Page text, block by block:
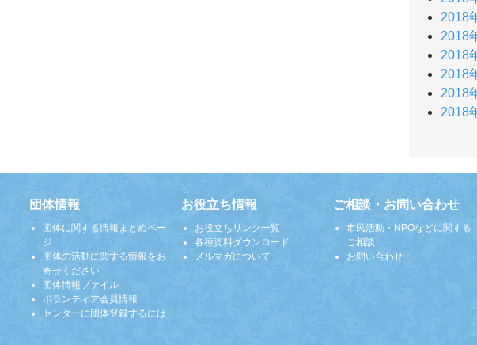
2018
2018
2018
2018
2018
2018
団体情報
団体に関する情報まとめペー
ジ
団体の活動に関する情報をお
寄せください
団体情報ファイル
ボランティア会員情報
センターに団体登録するには
お役立ち情報
お役立ちリンク一覧
各種資料ダウンロード
メルマガについて
ご相談・お問い合わせ
市民活動・NPOなどに関する
ご相談
お問い合わせ